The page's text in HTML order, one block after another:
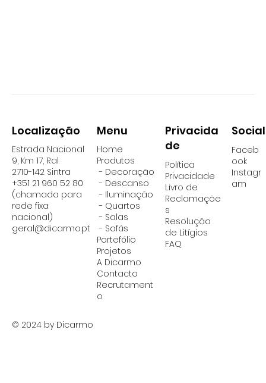
Estrada Nacional
9, Km 17, Ral
2710-142 Sintra
+351 21 960 52 80
(chamada para
rede fixa
nacional)
geral@dicarmo.pt
Localização
Home
Produtos
- Decoração
- Descanso
- Iluminação
- Quartos
- Salas
- Sofás
Portefólio
Projetos
A Dicarmo
Contacto
Recrutament
o
Menu
Política
Privacidade
Livro de
Reclamaçõe
s
Resolução
de Litígios
FAQ
Privacida
de
Faceb
ook
Instagr
am
Social
© 2024 by Dicarmo